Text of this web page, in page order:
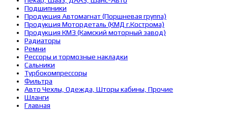
Подшипники
Продукция Автомагнат (Поршневая группа)
Продукция Мотордеталь (КМД г.Кострома)
Продукция КМЗ (Камский моторный завод)
Радиаторы
Ремни
Рессоры и тормозные накладки
Сальники
Турбокомпрессоры
Фильтра
Авто Чехлы, Одежда, Шторы кабины, Прочие
Шланги
Главная